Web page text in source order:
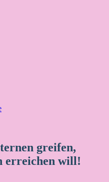
greifen,
erreichen will!